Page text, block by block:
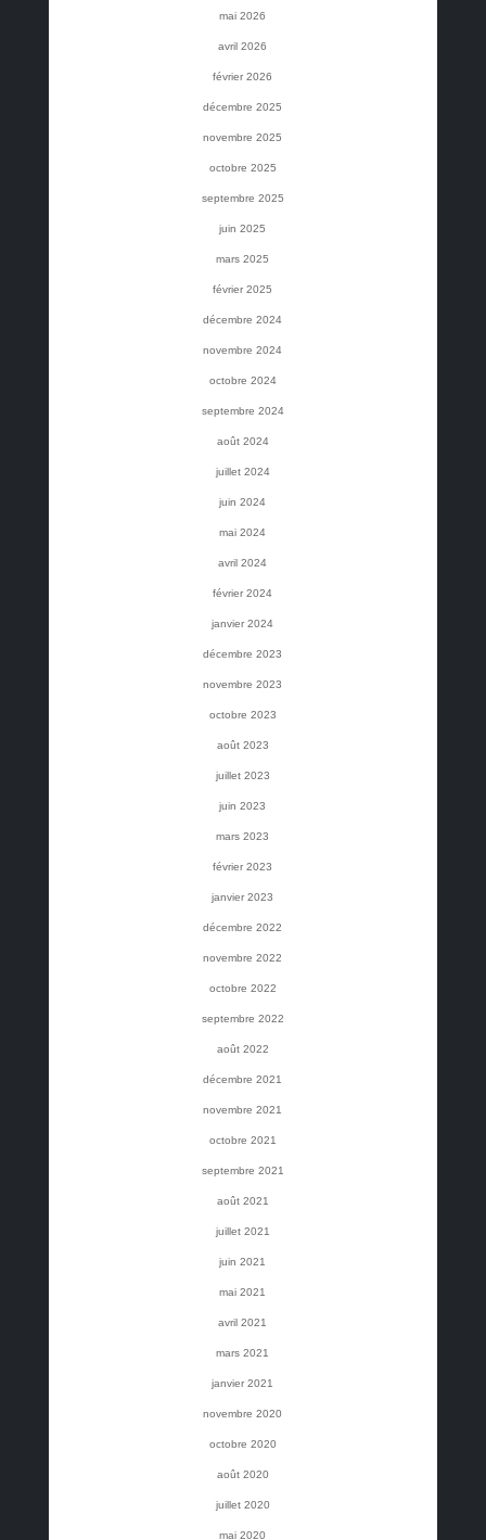
mai 2026
avril 2026
février 2026
décembre 2025
novembre 2025
octobre 2025
septembre 2025
juin 2025
mars 2025
février 2025
décembre 2024
novembre 2024
octobre 2024
septembre 2024
août 2024
juillet 2024
juin 2024
mai 2024
avril 2024
février 2024
janvier 2024
décembre 2023
novembre 2023
octobre 2023
août 2023
juillet 2023
juin 2023
mars 2023
février 2023
janvier 2023
décembre 2022
novembre 2022
octobre 2022
septembre 2022
août 2022
décembre 2021
novembre 2021
octobre 2021
septembre 2021
août 2021
juillet 2021
juin 2021
mai 2021
avril 2021
mars 2021
janvier 2021
novembre 2020
octobre 2020
août 2020
juillet 2020
mai 2020